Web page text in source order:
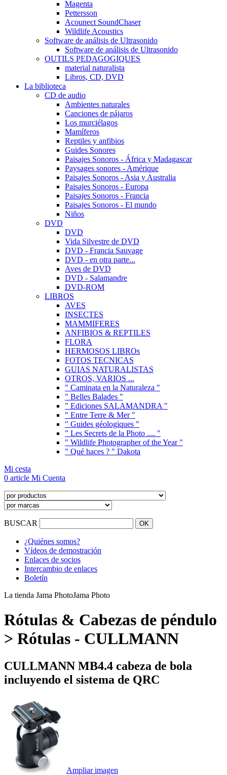
Magenta
Pettersson
Acounect SoundChaser
Wildlife Acoustics
Software de análisis de Ultrasonido
Software de análisis de Ultrasonido
OUTILS PEDAGOGIQUES
material naturalista
Libros, CD, DVD
La biblioteca
CD de audio
Ambientes naturales
Canciones de pájaros
Los murciélagos
Mamíferos
Reptiles y anfibios
Guides Sonores
Paisajes Sonoros - África y Madagascar
Paysages sonores - Amérique
Paisajes Sonoros - Asia y Australia
Paisajes Sonoros - Europa
Paisajes Sonoros - Francia
Paisajes Sonoros - El mundo
Niños
DVD
DVD
Vida Silvestre de DVD
DVD - Francia Sauvage
DVD - en otra parte...
Aves de DVD
DVD - Salamandre
DVD-ROM
LIBROS
AVES
INSECTES
MAMMIFERES
ANFIBIOS & REPTILES
FLORA
HERMOSOS LIBROs
FOTOS TECNICAS
GUIAS NATURALISTAS
OTROS, VARIOS ...
" Caminata en la Naturaleza "
" Belles Balades "
" Ediciones SALAMANDRA "
" Entre Terre & Mer "
" Guides géologiques "
" Les Secrets de la Photo .... "
" Wildlife Photographer of the Year "
" Qué haces ? " Dakota
Mi cesta
0 article Mi Cuenta
BUSCAR
¿Quiénes somos?
Vídeos de demostración
Enlaces de socios
Intercambio de enlaces
Boletín
La tienda Jama PhotoJama Photo
Rótulas & Cabezas de péndulo
> Rótulas - CULLMANN
CULLMANN MB4.4 cabeza de bola
incluyendo el sistema de QRC
Ampliar imagen